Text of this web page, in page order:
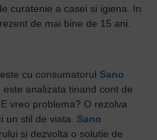
curatenie a casei si igiena. In
de mai bine de 15 ani.
cu consumatorul Sano
analizata tinand cont de
vreo problema? O rezolva
un stil de viata. Sano
si dezvolta o solutie de